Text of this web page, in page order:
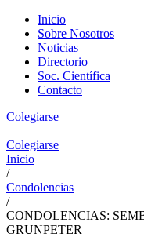
Inicio
Sobre Nosotros
Noticias
Directorio
Soc. Científica
Contacto
Colegiarse
Colegiarse
Inicio
/
Condolencias
/
CONDOLENCIAS:
GRUNPETER